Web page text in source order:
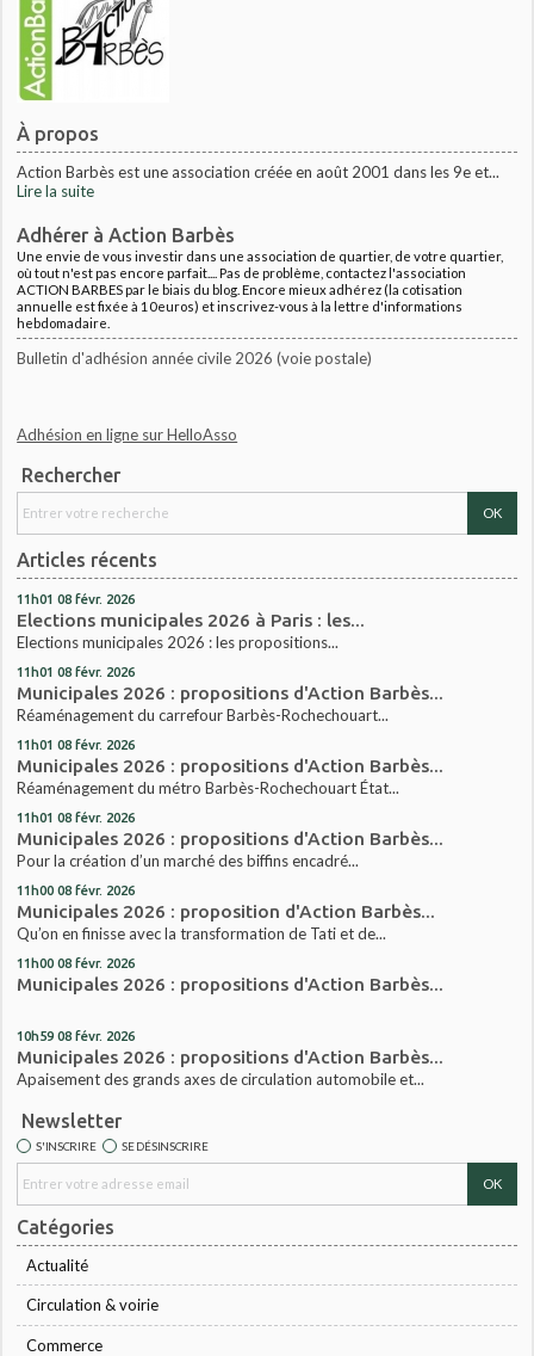
À propos
Action Barbès est une association créée en août 2001 dans les 9e et...
Lire la suite
Adhérer à Action Barbès
Une envie de vous investir dans une association de quartier, de votre quartier,
où tout n'est pas encore parfait.... Pas de problème, contactez l'association
ACTION BARBES par le biais du blog. Encore mieux adhérez (la cotisation
annuelle est fixée à 10euros) et inscrivez-vous à la lettre d'informations
hebdomadaire.
Bulletin d'adhésion année civile 2026 (voie postale)
Adhésion en ligne sur HelloAsso
Rechercher
Articles récents
11h01 08 févr. 2026
Elections municipales 2026 à Paris : les...
Elections municipales 2026 : les propositions...
11h01 08 févr. 2026
Municipales 2026 : propositions d'Action Barbès...
Réaménagement du carrefour Barbès-Rochechouart...
11h01 08 févr. 2026
Municipales 2026 : propositions d'Action Barbès...
Réaménagement du métro Barbès-Rochechouart État...
11h01 08 févr. 2026
Municipales 2026 : propositions d'Action Barbès...
Pour la création d’un marché des biffins encadré...
11h00 08 févr. 2026
Municipales 2026 : proposition d'Action Barbès...
Qu’on en finisse avec la transformation de Tati et de...
11h00 08 févr. 2026
Municipales 2026 : propositions d'Action Barbès...
10h59 08 févr. 2026
Municipales 2026 : propositions d'Action Barbès...
Apaisement des grands axes de circulation automobile et...
Newsletter
S'INSCRIRE SE DÉSINSCRIRE
Catégories
Actualité
Circulation & voirie
Commerce